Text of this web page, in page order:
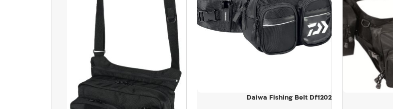
Daiwa Fishing Belt Df1202